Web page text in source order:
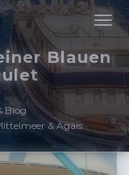
Blauen
Blog
& Ägäis